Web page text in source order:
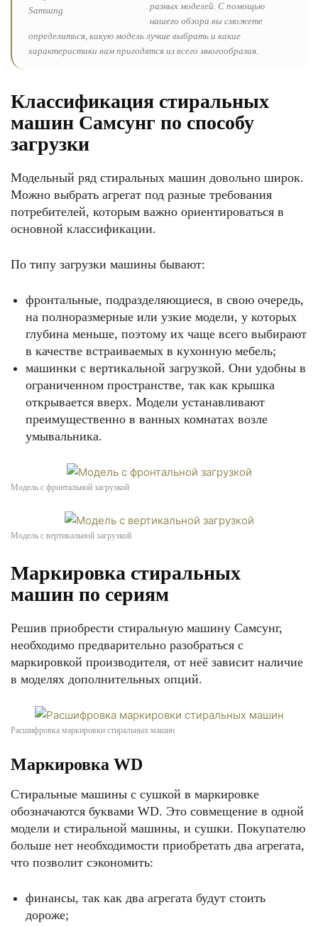
разных моделей. С помощью
нашего обзора вы сможете
определиться, какую модель лучше выбрать и какие
характеристики вам пригодятся из всего многообразия.
Классификация стиральных
машин Самсунг по способу
загрузки
Модельный ряд стиральных машин довольно широк.
Можно выбрать агрегат под разные требования
потребителей, которым важно ориентироваться в
основной классификации.
По типу загрузки машины бывают:
фронтальные, подразделяющиеся, в свою очередь,
на полноразмерные или узкие модели, у которых
глубина меньше, поэтому их чаще всего выбирают
в качестве встраиваемых в кухонную мебель;
машинки с вертикальной загрузкой. Они удобны в
ограниченном пространстве, так как крышка
открывается вверх. Модели устанавливают
преимущественно в ванных комнатах возле
умывальника.
Модель с фронтальной загрузкой
Модель с вертикальной загрузкой
Маркировка стиральных
машин по сериям
Решив приобрести стиральную машину Самсунг,
необходимо предварительно разобраться с
маркировкой производителя, от неё зависит наличие
в моделях дополнительных опций.
Расшифровка маркировки стиральных машин
Маркировка WD
Стиральные машины с сушкой в маркировке
обозначаются буквами WD. Это совмещение в одной
модели и стиральной машины, и сушки. Покупателю
больше нет необходимости приобретать два агрегата,
что позволит сэкономить:
финансы, так как два агрегата будут стоить
дороже;